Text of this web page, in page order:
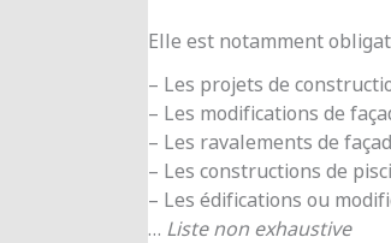
Elle est notamment
– Les projets de
– Les modifications de
– Les ravalements de
– Les constructions de
– Les édifications ou
… Liste non exhaustive